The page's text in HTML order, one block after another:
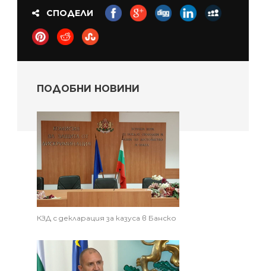
СПОДЕЛИ
ПОДОБНИ НОВИНИ
КЗД с декларация за казуса в Банско